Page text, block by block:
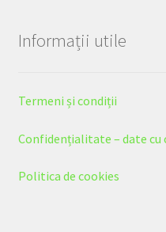
Informații utile
Termeni și condiții
Confidențialitate – date cu
Politica de cookies